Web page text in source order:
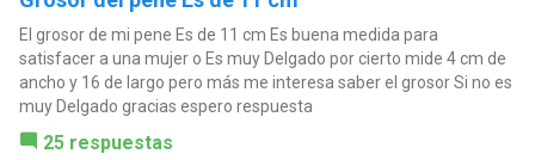
El grosor de mi pene Es de 11 cm Es buena medida para
satisfacer a una mujer o Es muy Delgado por cierto mide 4 cm de
ancho y 16 de largo pero más me interesa saber el grosor Si no es
muy Delgado gracias espero respuesta
25 respuestas